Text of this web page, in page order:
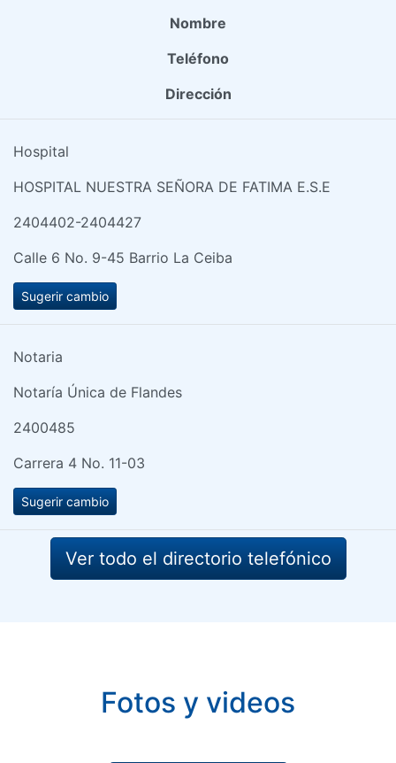
Nombre
Teléfono
Dirección
Hospital
HOSPITAL NUESTRA SEÑORA DE FATIMA E.S.E
2404402-2404427
Calle 6 No. 9-45 Barrio La Ceiba
Sugerir cambio
Notaria
Notaría Única de Flandes
2400485
Carrera 4 No. 11-03
Sugerir cambio
Ver todo el directorio telefónico
Fotos y videos